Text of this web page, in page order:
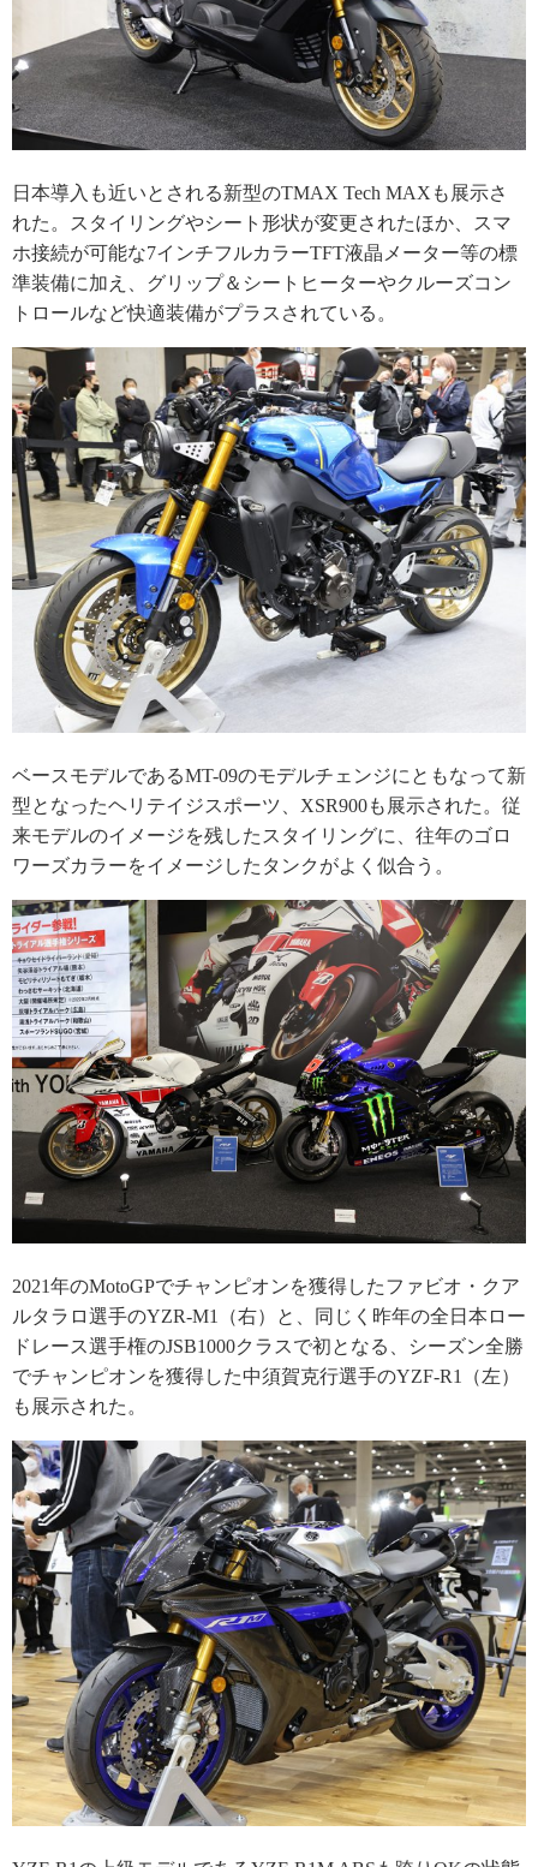
日本導入も近いとされる新型のTMAX Tech MAXも展示さ
れた。スタイリングやシート形状が変更されたほか、スマ
ホ接続が可能な7インチフルカラーTFT液晶メーター等の標
準装備に加え、グリップ＆シートヒーターやクルーズコン
トロールなど快適装備がプラスされている。
ベースモデルであるMT-09のモデルチェンジにともなって新
型となったヘリテイジスポーツ、XSR900も展示された。従
来モデルのイメージを残したスタイリングに、往年のゴロ
ワーズカラーをイメージしたタンクがよく似合う。
2021年のMotoGPでチャンピオンを獲得したファビオ・クア
ルタラロ選手のYZR-M1（右）と、同じく昨年の全日本ロー
ドレース選手権のJSB1000クラスで初となる、シーズン全勝
でチャンピオンを獲得した中須賀克行選手のYZF-R1（左）
も展示された。